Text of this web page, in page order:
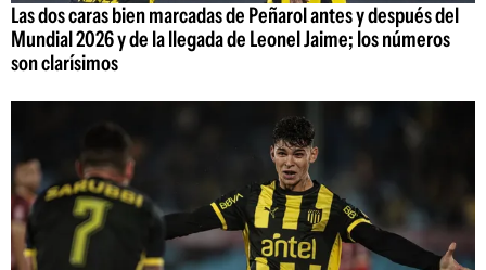
Las dos caras bien marcadas de Peñarol antes y después del
Mundial 2026 y de la llegada de Leonel Jaime; los números
son clarísimos